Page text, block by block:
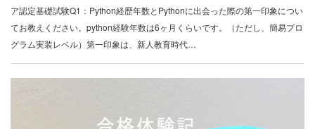
ア認定基礎試験Q1：Python経歴年数とPythonに出会った際の第一印象につい
てお教えください。python経験年数は6ヶ月くらいです。（ただし、簡易プロ
グラム実装レベル）第一印象は、新人教育時代…